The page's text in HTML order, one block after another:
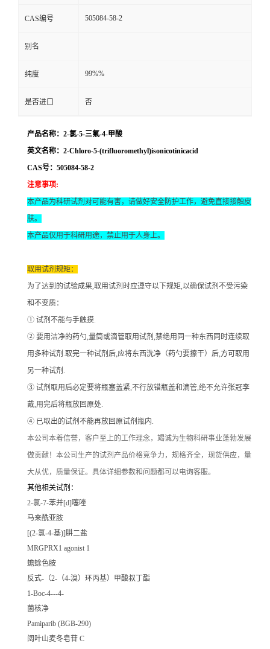
CAS编号 505084-58-2
别名
纯度 99%%
是否进口 否
产品名称：2-氯-5-三氟-4-甲酸
英文名称：2-Chloro-5-(trifluoromethyl)isonicotinicacid
CAS号：505084-58-2
注意事项:
本产品为科研试剂对可能有害，请做好安全防护工作，避免直接接触皮
肤。
本产品仅用于科研用途，禁止用于人身上。
取用试剂规矩：
为了达到的试验成果,取用试剂时应遵守以下规矩,以确保试剂不受污染
和不变质：
① 试剂不能与手触摸.
② 要用洁净的药勺,量筒或滴管取用试剂,禁绝用同一种东西同时连续取
用多种试剂.取完一种试剂后,应将东西洗净（药勺要擦干）后,方可取用
另一种试剂.
③ 试剂取用后必定要将瓶塞盖紧,不行放错瓶盖和滴管,绝不允许张冠李
戴,用完后将瓶放回原处.
④ 已取出的试剂不能再放回原试剂瓶内.
本公司本着信誉，客户至上的工作理念，竭诚为生物科研事业蓬勃发展
做贡献！本公司生产的试剂产品价格竞争力，规格齐全，现货供应，量
大从优，质量保证。具体详细参数和问题都可以电询客服。
其他相关试剂：
2-氯-7-苯并[d]噻唑
马来酰亚胺
[(2-氯-4-基)]肼二盐
MRGPRX1 agonist 1
蟾蜍色胺
反式-（2-（4-溴）环丙基）甲酸叔丁酯
1-Boc-4---4-
菌核净
Pamiparib (BGB-290)
阔叶山麦冬皂苷 C